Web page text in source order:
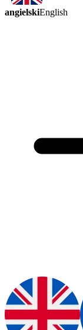
angielskiEnglish